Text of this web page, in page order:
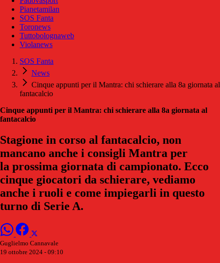
Pianetamilan
SOS Fanta
Toronews
Tuttobolognaweb
Violanews
SOS Fanta
News
Cinque appunti per il Mantra: chi schierare alla 8a giornata al
fantacalcio
Cinque appunti per il Mantra: chi schierare alla 8a giornata al
fantacalcio
Stagione in corso al fantacalcio, non
mancano anche i consigli Mantra per
la prossima giornata di campionato. Ecco
cinque giocatori da schierare, vediamo
anche i ruoli e come impiegarli in questo
turno di Serie A.
Guglielmo Cannavale
19 ottobre 2024 - 09:10